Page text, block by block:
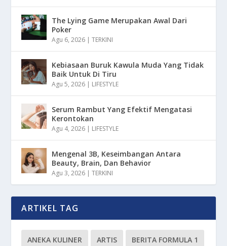
The Lying Game Merupakan Awal Dari
Poker
Agu 6, 2026 |TERKINI
Kebiasaan Buruk Kawula Muda Yang Tidak
Baik Untuk Di Tiru
Agu 5, 2026 | LIFESTYLE
Serum Rambut Yang Efektif Mengatasi
Kerontokan
Agu 4, 2026 | LIFESTYLE
Mengenal 3B, Keseimbangan Antara
Beauty, Brain, Dan Behavior
Agu 3, 2026 |TERKINI
ARTIKEL TAG
ANEKA KULINER ARTIS BERITA FORMULA 1